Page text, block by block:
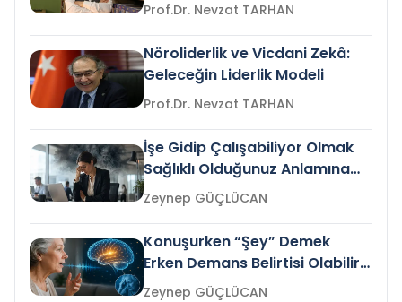
Prof.Dr. Nevzat TARHAN
Nöroliderlik ve Vicdani Zekâ:
Geleceğin Liderlik Modeli
Prof.Dr. Nevzat TARHAN
İşe Gidip Çalışabiliyor Olmak
Sağlıklı Olduğunuz Anlamına
Gelir mi?Zeynep GÜÇLÜCAN
Konuşurken “Şey” Demek
Erken Demans Belirtisi Olabilir
mi?
Zeynep GÜÇLÜCAN